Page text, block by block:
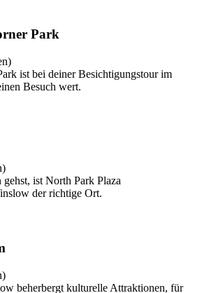
Park
ist bei deiner Besichtigungstour im
Besuch wert.
ist North Park Plaza
der richtige Ort.
beherbergt kulturelle Attraktionen, für